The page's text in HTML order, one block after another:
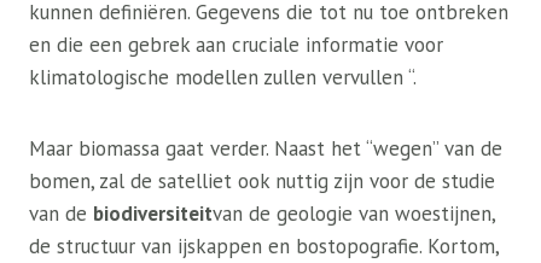
kunnen definiëren. Gegevens die tot nu toe ontbreken
en die een gebrek aan cruciale informatie voor
klimatologische modellen zullen vervullen “.
Maar biomassa gaat verder. Naast het “wegen” van de
bomen, zal de satelliet ook nuttig zijn voor de studie
van de biodiversiteitvan de geologie van woestijnen,
de structuur van ijskappen en bostopografie. Kortom,